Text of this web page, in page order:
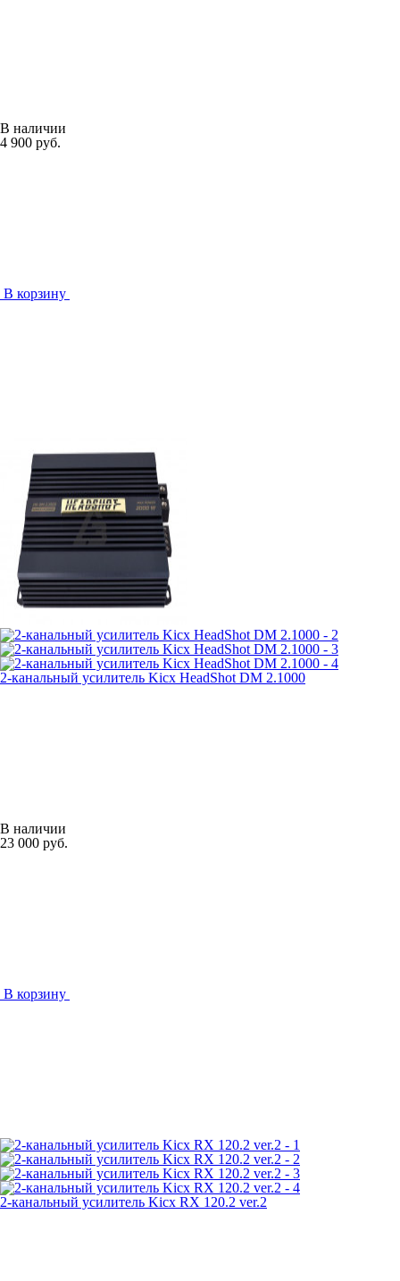
В наличии
4 900 руб.
В корзину
2-канальный усилитель Kicx HeadShot DM 2.1000
В наличии
23 000 руб.
В корзину
2-канальный усилитель Kicx RX 120.2 ver.2